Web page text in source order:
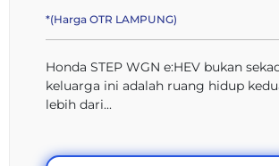
*(Harga OTR LAMPUNG)
Honda STEP WGN e:HEV bukan
keluarga ini adalah ruang hidup
lebih dari...